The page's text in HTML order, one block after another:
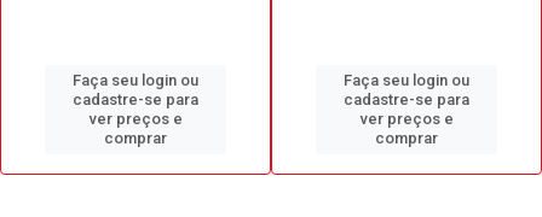
Faça seu login ou
cadastre-se para
ver preços e
comprar
Faça seu login ou
cadastre-se para
ver preços e
comprar